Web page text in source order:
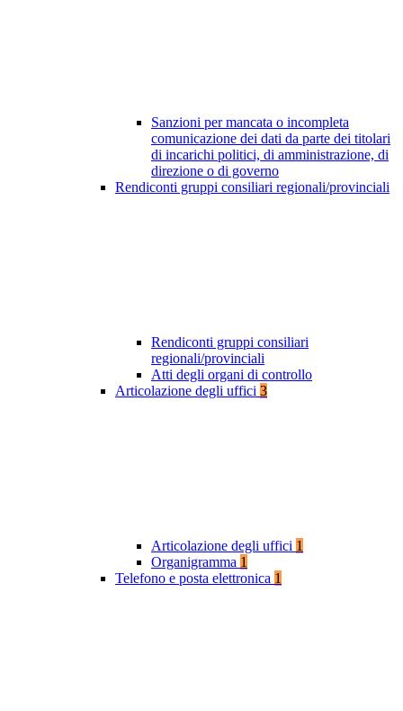
Sanzioni per mancata o incompleta
comunicazione dei dati da parte dei titolari
di incarichi politici, di amministrazione, di
direzione o di governo
Rendiconti gruppi consiliari regionali/provinciali
Rendiconti gruppi consiliari
regionali/provinciali
Atti degli organi di controllo
Articolazione degli uffici 3
Articolazione degli uffici 1
Organigramma 1
Telefono e posta elettronica 1